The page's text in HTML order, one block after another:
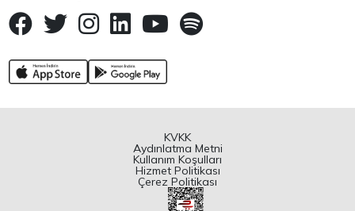
KVKK
Aydınlatma Metni
Kullanım Koşulları
Hizmet Politikası
Çerez Politikası